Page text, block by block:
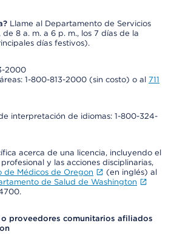
Llame al Departamento de Servicios
8 a. m. a 6 p. m., los 7 días de la
días festivos).
2000
1-800-813-2000 (sin costo) o al 711
interpretación de idiomas: 1-800-324-
acerca de una licencia, incluyendo el
y las acciones disciplinarias,
de Médicos de Oregon
(en inglés) al
de Salud de Washington
o proveedores comunitarios afiliados